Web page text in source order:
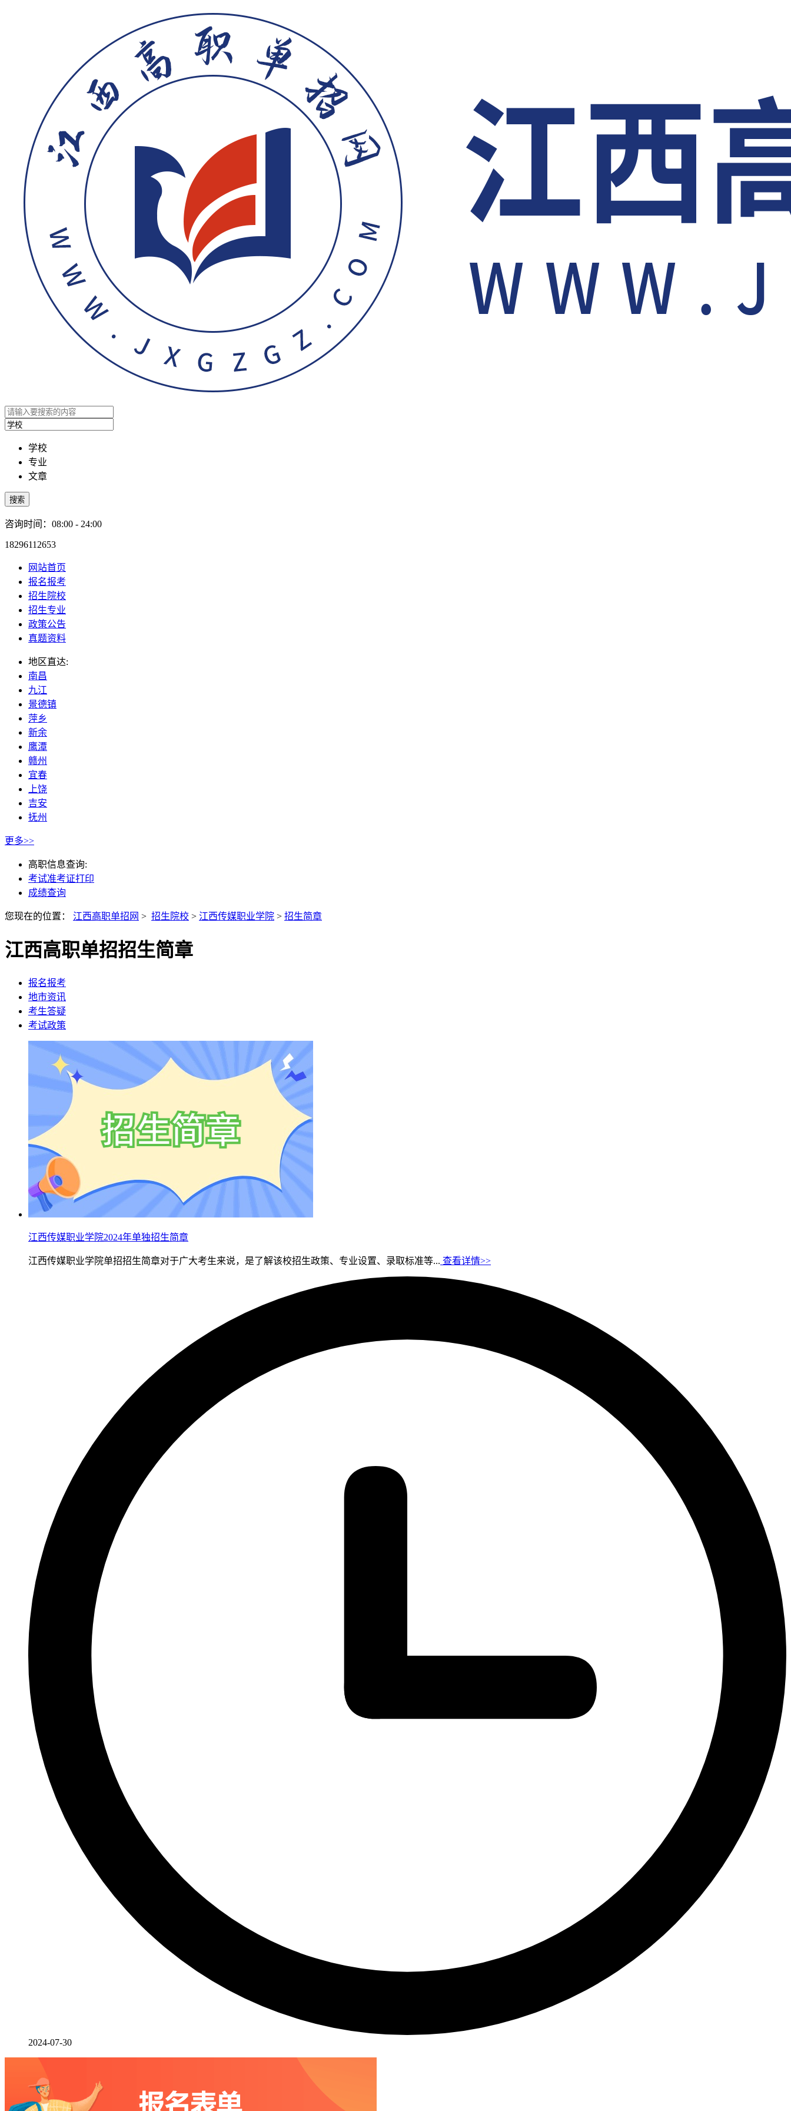
学校
专业
文章
搜索
咨询时间：08:00 - 24:00
18296112653
网站首页
报名报考
招生院校
招生专业
政策公告
真题资料
地区直达:
南昌
九江
景德镇
萍乡
新余
鹰潭
赣州
宜春
上饶
吉安
抚州
更多>>
高职信息查询:
考试准考证打印
成绩查询
您现在的位置： 江西高职单招网 > 招生院校 > 江西传媒职业学院 > 招生简章
江西高职单招招生简章
报名报考
地市资讯
考生答疑
考试政策
江西传媒职业学院2024年单独招生简章
江西传媒职业学院单招招生简章对于广大考生来说，是了解该校招生政策、专业设置、录取标准等... 查看详情>>
2024-07-30